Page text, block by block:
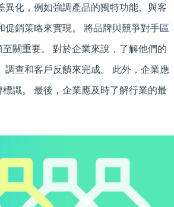
化，例如強調產品的獨特功能、與客
銷策略來實現。 將品牌與競爭對手區
關重要。 對於企業來說，了解他們的
查和客戶反饋來完成。 此外，企業應
識。 最後，企業應及時了解行業的最